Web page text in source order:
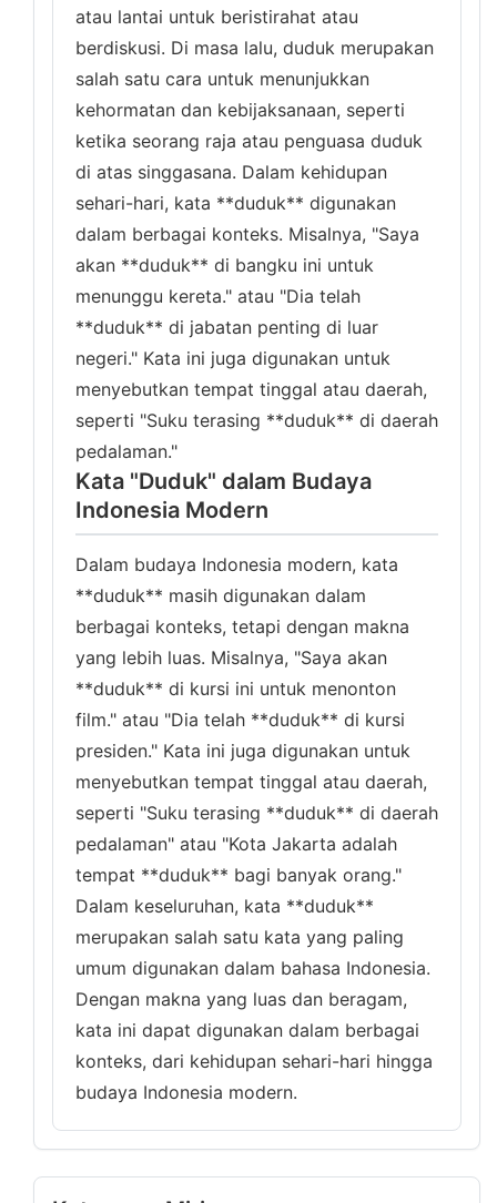
atau lantai untuk beristirahat atau
berdiskusi. Di masa lalu, duduk merupakan
salah satu cara untuk menunjukkan
kehormatan dan kebijaksanaan, seperti
ketika seorang raja atau penguasa duduk
di atas singgasana. Dalam kehidupan
sehari-hari, kata **duduk** digunakan
dalam berbagai konteks. Misalnya, "Saya
akan **duduk** di bangku ini untuk
menunggu kereta." atau "Dia telah
**duduk** di jabatan penting di luar
negeri." Kata ini juga digunakan untuk
menyebutkan tempat tinggal atau daerah,
seperti "Suku terasing **duduk** di daerah
pedalaman."
Kata "Duduk" dalam Budaya
Indonesia Modern
Dalam budaya Indonesia modern, kata
**duduk** masih digunakan dalam
berbagai konteks, tetapi dengan makna
yang lebih luas. Misalnya, "Saya akan
**duduk** di kursi ini untuk menonton
film." atau "Dia telah **duduk** di kursi
presiden." Kata ini juga digunakan untuk
menyebutkan tempat tinggal atau daerah,
seperti "Suku terasing **duduk** di daerah
pedalaman" atau "Kota Jakarta adalah
tempat **duduk** bagi banyak orang."
Dalam keseluruhan, kata **duduk**
merupakan salah satu kata yang paling
umum digunakan dalam bahasa Indonesia.
Dengan makna yang luas dan beragam,
kata ini dapat digunakan dalam berbagai
konteks, dari kehidupan sehari-hari hingga
budaya Indonesia modern.